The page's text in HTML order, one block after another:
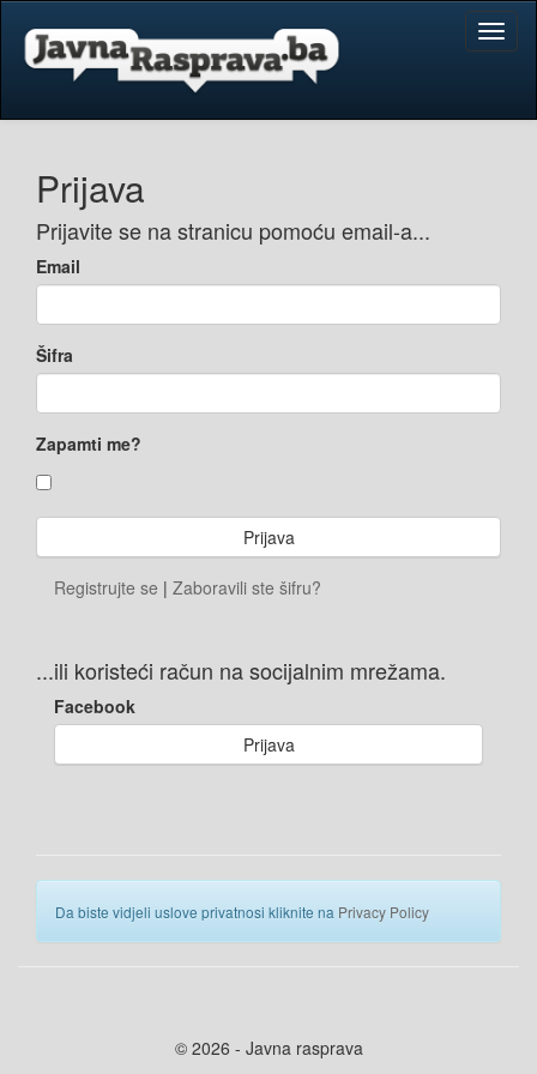
Prijava
Prijavite se na stranicu pomoću email-a...
Email
Šifra
Zapamti me?
Registrujte se | Zaboravili ste šifru?
...ili koristeći račun na socijalnim mrežama.
Facebook
Prijava
Da biste vidjeli uslove privatnosi kliknite na Privacy Policy
© 2026 - Javna rasprava